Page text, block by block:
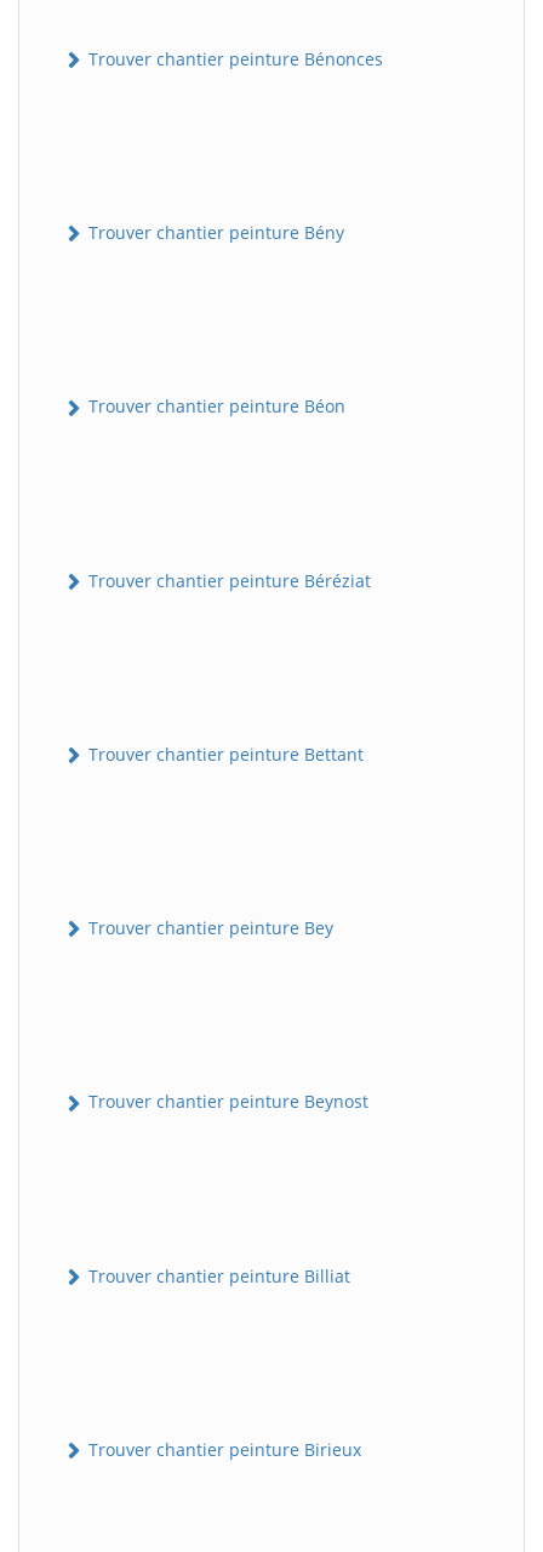
Trouver chantier peinture Bénonces
Trouver chantier peinture Bény
Trouver chantier peinture Béon
Trouver chantier peinture Béréziat
Trouver chantier peinture Bettant
Trouver chantier peinture Bey
Trouver chantier peinture Beynost
Trouver chantier peinture Billiat
Trouver chantier peinture Birieux